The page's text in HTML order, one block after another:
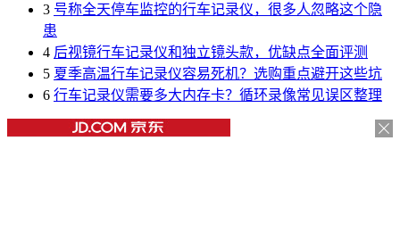
3 号称全天停车监控的行车记录仪，很多人忽略这个隐
患
4 后视镜行车记录仪和独立镜头款，优缺点全面评测
5 夏季高温行车记录仪容易死机？选购重点避开这些坑
6 行车记录仪需要多大内存卡？循环录像常见误区整理